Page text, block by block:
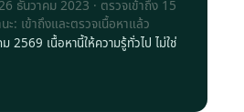
ธันวาคม 2023 · ตรวจเข้าถึง 15
นะ: เข้าถึงและตรวจเนื้อหาแล้ว
2569 เนื้อหานี้ให้ความรู้ทั่วไป ไม่ใช่